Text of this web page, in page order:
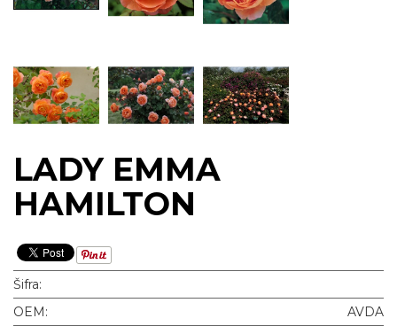
LADY EMMA
HAMILTON
Šifra:
OEM:
AVDA